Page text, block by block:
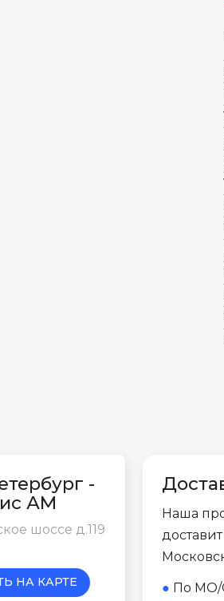
-
АМ
шоссе д.119
НА КАРТЕ
Наша
● По МО/